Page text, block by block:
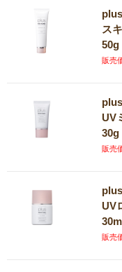
ス
50g
販売
UV
30g
販売
UV
販売